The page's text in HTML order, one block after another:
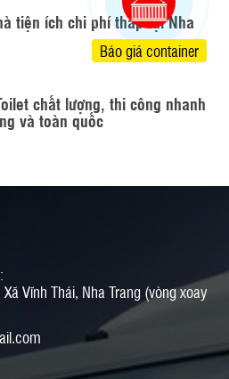
tiện ích chi phí thấp tại Nha
chất lượng, thi công nhanh
và toàn quốc
Vĩnh Thái, Nha Trang (vòng xoay
Báo giá container